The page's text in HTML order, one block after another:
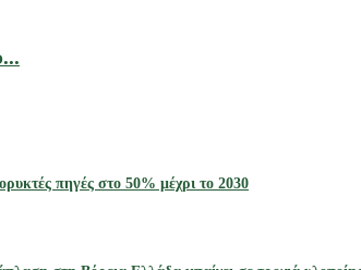
πηγές στο 50% μέχρι το 2030